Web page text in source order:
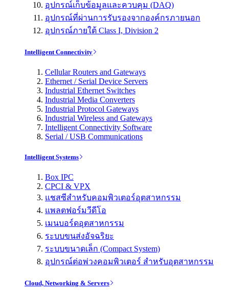
อุปกรณ์เก็บข้อมูลและควบคุม (DAQ)
อุปกรณ์ที่ผ่านการรับรองจากองค์กรภายนอก
อุปกรณ์ภายใต้ Class I, Division 2
Intelligent Connectivity
Cellular Routers and Gateways
Ethernet / Serial Device Servers
Industrial Ethernet Switches
Industrial Media Converters
Industrial Protocol Gateways
Industrial Wireless and Gateways
Intelligent Connectivity Software
Serial / USB Communications
Intelligent Systems
Box IPC
CPCI & VPX
แชสซีสำหรับคอมพิวเตอร์อุตสาหกรรม
แพลตฟอร์มวีดีโอ
เมนบอร์ดอุตสาหกรรม
ระบบขนส่งอัจฉริยะ
ระบบขนาดเล็ก (Compact System)
อุปกรณ์ต่อพ่วงคอมพิวเตอร์ สำหรับอุตสาหกรรม
Cloud, Networking & Servers